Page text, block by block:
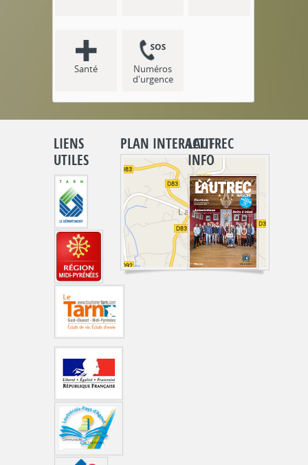
Santé
Numéros
d'urgence
LIENS
UTILES
PLAN INTERACTIF
LAUTREC
INFO